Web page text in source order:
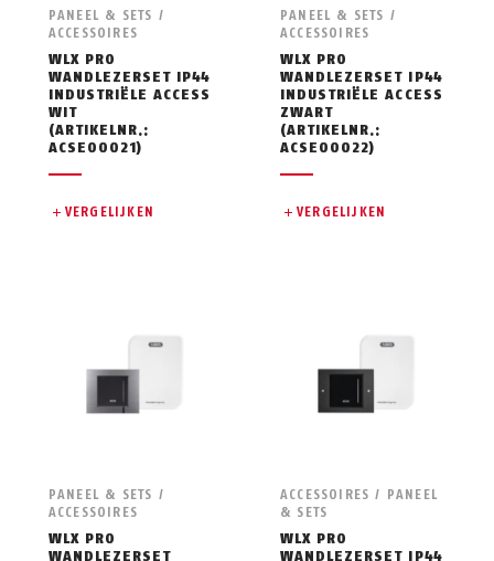
PANEEL & SETS /
ACCESSOIRES
WLX PRO
WANDLEZERSET IP44
INDUSTRIËLE ACCESS
WIT
(ARTIKELNR.:
ACSE00021)
VERGELIJKEN
PANEEL & SETS /
ACCESSOIRES
WLX PRO
WANDLEZERSET IP44
INDUSTRIËLE ACCESS
ZWART
(ARTIKELNR.:
ACSE00022)
VERGELIJKEN
PANEEL & SETS /
ACCESSOIRES
WLX PRO
WANDLEZERSET
ACCESSOIRES / PANEEL
& SETS
WLX PRO
WANDLEZERSET IP44